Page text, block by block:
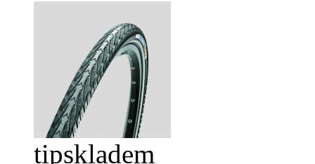
tipskladem